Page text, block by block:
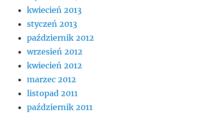
kwiecień 2013
styczeń 2013
październik 2012
wrzesień 2012
kwiecień 2012
marzec 2012
listopad 2011
październik 2011